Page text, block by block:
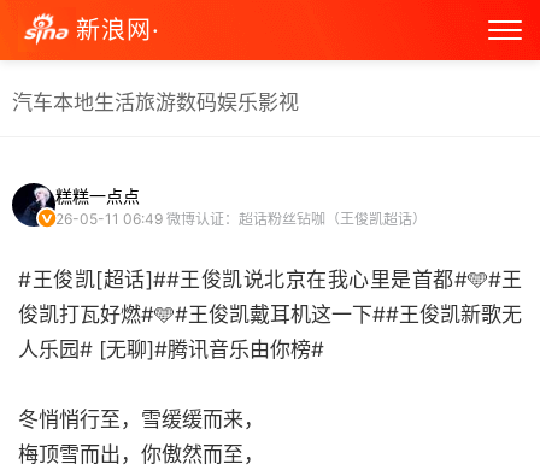
新浪网·
汽车本地生活旅游数码娱乐影视
糕糕一点点
26-05-11 06:49 微博认证：超话粉丝钻咖（王俊凯超话）
#王俊凯[超话]##王俊凯说北京在我心里是首都#🩵#王
俊凯打瓦好燃#🩵#王俊凯戴耳机这一下##王俊凯新歌无
人乐园# [无聊]#腾讯音乐由你榜#
冬悄悄行至，雪缓缓而来，
梅顶雪而出，你傲然而至，